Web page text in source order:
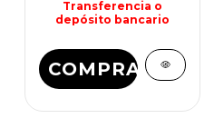
Transferencia o
depósito bancario
COMPRAR